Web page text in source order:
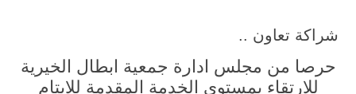
شراكة تعاون ..
حرصا من مجلس ادارة جمعية ابطال الخيرية
للارتقاء بمستوى الخدمة المقدمة للايتام